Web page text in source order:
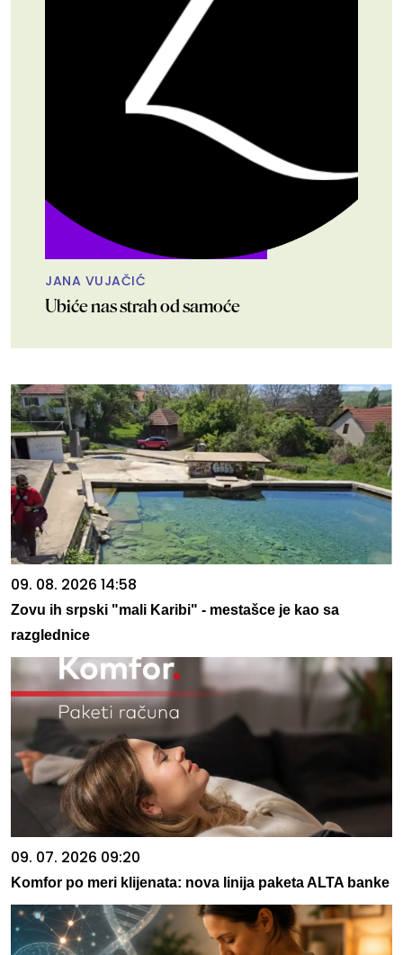
JANA VUJAČIĆ
Ubiće nas strah od samoće
09. 08. 2026 14:58
Zovu ih srpski "mali Karibi" - mestašce je kao sa
razglednice
09. 07. 2026 09:20
Komfor po meri klijenata: nova linija paketa ALTA banke